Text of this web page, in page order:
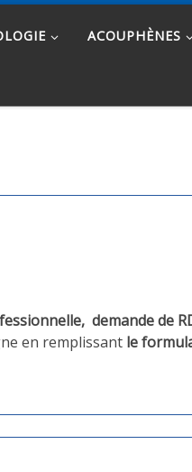
ACOUPHÈNES
demande de
en remplissant le